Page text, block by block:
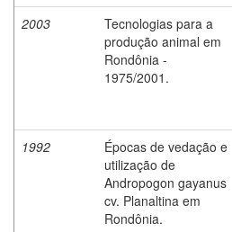
2003
Tecnologias para a
produção animal em
Rondônia -
1975/2001.
1992
Épocas de vedação e
utilização de
Andropogon gayanus
cv. Planaltina em
Rondônia.